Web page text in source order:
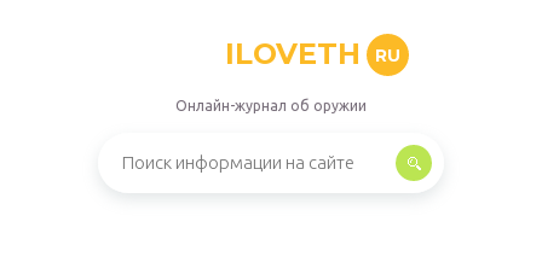
ILOVETH RU
Онлайн-журнал об оружии